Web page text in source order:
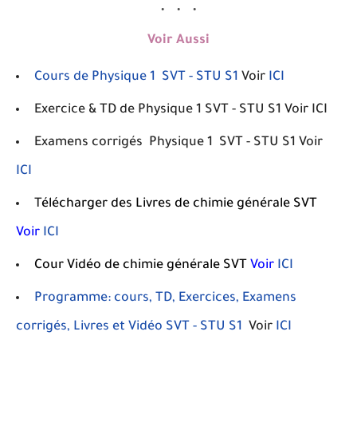
Voir Aussi
Cours de Physique 1 SVT - STU S1 Voir ICI
Exercice & TD de Physique 1 SVT - STU S1 Voir ICI
Examens corrigés Physique 1 SVT - STU S1 Voir
ICI
Télécharger des Livres de chimie générale SVT
Voir ICI
Cour Vidéo de chimie générale SVT Voir ICI
Programme: cours, TD, Exercices, Examens
corrigés, Livres et Vidéo SVT - STU S1 Voir ICI